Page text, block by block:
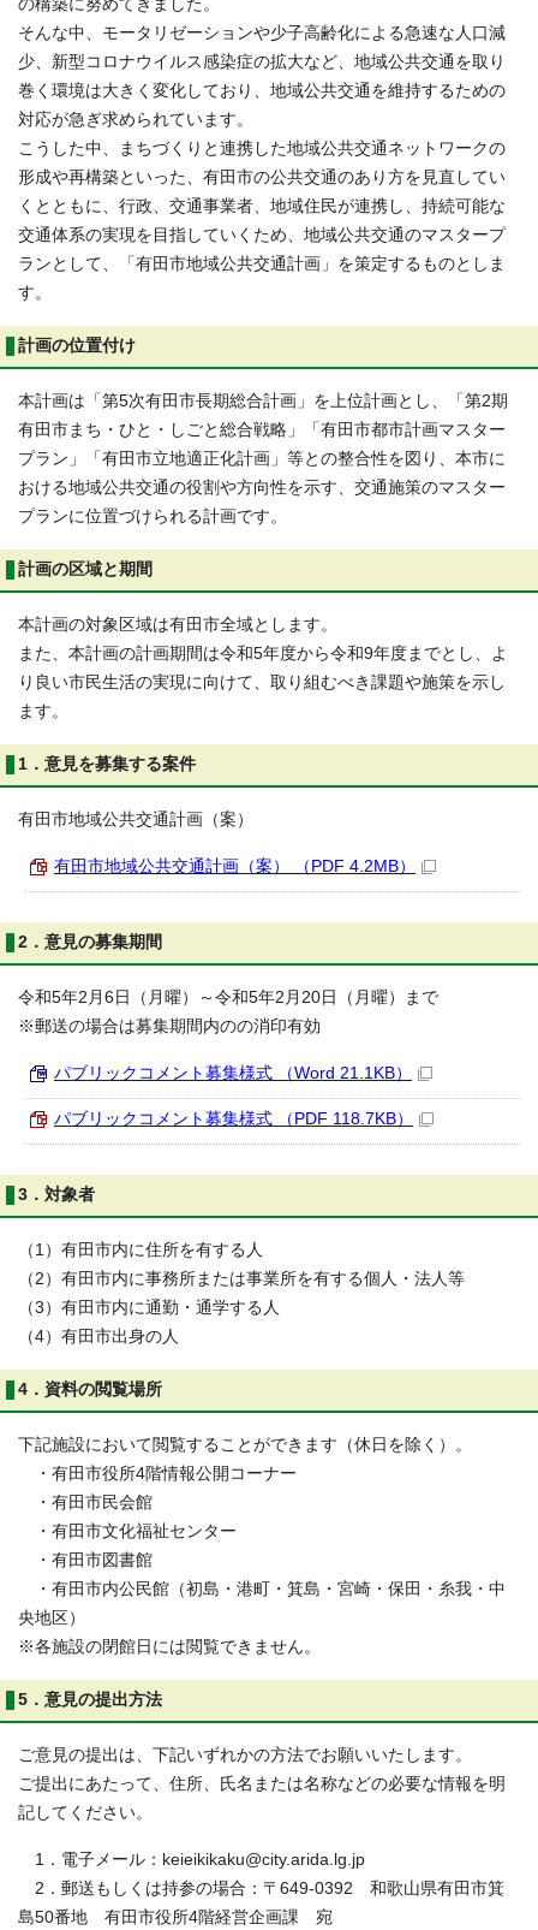
の構築に努めてきました。
そんな中、モータリゼーションや少子高齢化による急速な人口減
少、新型コロナウイルス感染症の拡大など、地域公共交通を取り
巻く環境は大きく変化しており、地域公共交通を維持するための
対応が急ぎ求められています。
こうした中、まちづくりと連携した地域公共交通ネットワークの
形成や再構築といった、有田市の公共交通のあり方を見直してい
くとともに、行政、交通事業者、地域住民が連携し、持続可能な
交通体系の実現を目指していくため、地域公共交通のマスタープ
ランとして、「有田市地域公共交通計画」を策定するものとしま
す。
計画の位置付け
本計画は「第5次有田市長期総合計画」を上位計画とし、「第2期
有田市まち・ひと・しごと総合戦略」「有田市都市計画マスター
プラン」「有田市立地適正化計画」等との整合性を図り、本市に
おける地域公共交通の役割や方向性を示す、交通施策のマスター
プランに位置づけられる計画です。
計画の区域と期間
本計画の対象区域は有田市全域とします。
また、本計画の計画期間は令和5年度から令和9年度までとし、よ
り良い市民生活の実現に向けて、取り組むべき課題や施策を示し
ます。
1．意見を募集する案件
有田市地域公共交通計画（案）
有田市地域公共交通計画（案） （PDF 4.2MB）
2．意見の募集期間
令和5年2月6日（月曜）～令和5年2月20日（月曜）まで
※郵送の場合は募集期間内のの消印有効
パブリックコメント募集様式 （Word 21.1KB）
パブリックコメント募集様式 （PDF 118.7KB）
3．対象者
（1）有田市内に住所を有する人
（2）有田市内に事務所または事業所を有する個人・法人等
（3）有田市内に通勤・通学する人
（4）有田市出身の人
4．資料の閲覧場所
下記施設において閲覧することができます（休日を除く）。
・有田市役所4階情報公開コーナー
・有田市民会館
・有田市文化福祉センター
・有田市図書館
・有田市内公民館（初島・港町・箕島・宮崎・保田・糸我・中
央地区）
※各施設の閉館日には閲覧できません。
5．意見の提出方法
ご意見の提出は、下記いずれかの方法でお願いいたします。
ご提出にあたって、住所、氏名または名称などの必要な情報を明
記してください。
1．電子メール：keieikikaku@city.arida.lg.jp
2．郵送もしくは持参の場合：〒649-0392 和歌山県有田市箕
島50番地 有田市役所4階経営企画課 宛